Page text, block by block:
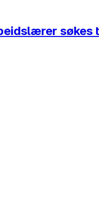
søkes